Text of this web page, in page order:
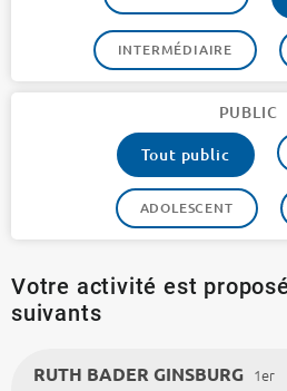
INTERMÉDIAIRE
PUBLIC
Tout public
ADOLESCENT
Votre activité est
suivants
RUTH BADER GINSBURG 1er